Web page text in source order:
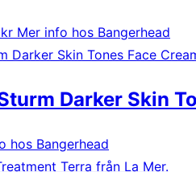
krDet
nuvarande
är:
Mer info hos Bangerhead
Darker Skin
hos Bangerhead